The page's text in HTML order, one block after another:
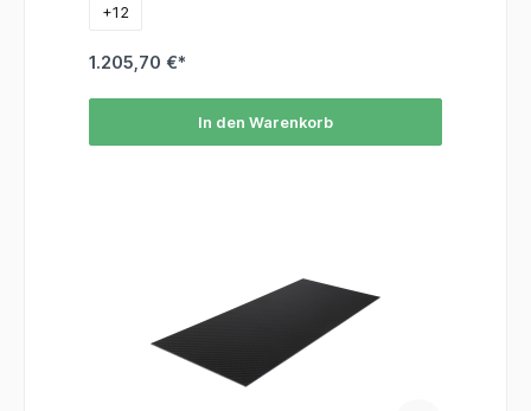
+12
1.205,70 €*
In den Warenkorb